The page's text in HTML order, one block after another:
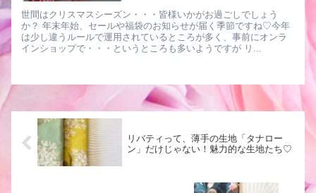
世間はクリスマスシーズン・・・皆様いかがお過ごしでしょう
か？ 年末年始、セールや福袋のお知らせが届く季節ですね♡今年
は少し違うルールで運用されているところが多く、事前にオンラ
インショップで・・・というところも多いようですが リ...
リバティって、薄手の生地「タナロー
ン」だけじゃない！魅力的な生地たち♡